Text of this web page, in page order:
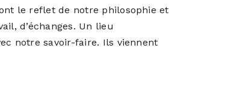
le reflet de notre philosophie et
d’échanges. Un lieu
notre savoir-faire. Ils viennent